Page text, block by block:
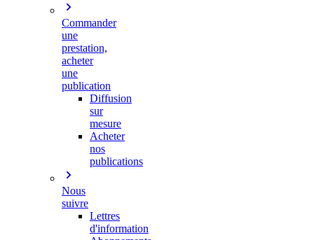
Commander
une
prestation,
acheter
une
publication
Diffusion
sur
mesure
Acheter
nos
publications
Nous
suivre
Lettres
d'information